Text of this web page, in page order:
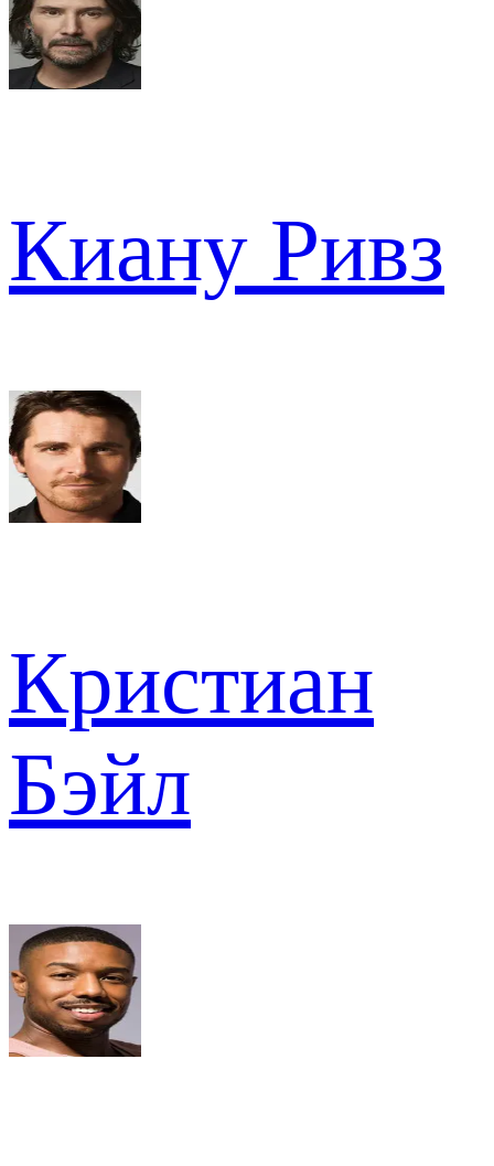
Киану Ривз
Кристиан
Бэйл